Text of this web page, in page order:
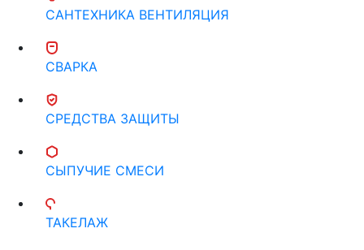
САНТЕХНИКА ВЕНТИЛЯЦИЯ
СВАРКА
СРЕДСТВА ЗАЩИТЫ
СЫПУЧИЕ СМЕСИ
ТАКЕЛАЖ